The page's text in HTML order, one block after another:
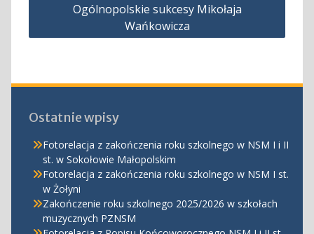
Ogólnopolskie sukcesy Mikołaja
Wańkowicza
Ostatnie wpisy
Fotorelacja z zakończenia roku szkolnego w NSM I i II
st. w Sokołowie Małopolskim
Fotorelacja z zakończenia roku szkolnego w NSM I st.
w Żołyni
Zakończenie roku szkolnego 2025/2026 w szkołach
muzycznych PZNSM